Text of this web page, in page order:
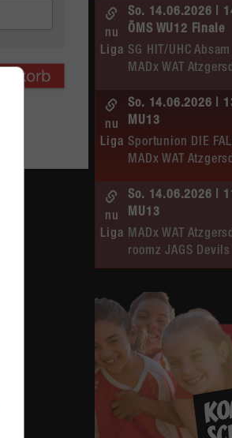
So. 14.06.2026 |
ÖMS WU12 Finale
SG HIT/UHC
MADx WAT
nu
Liga
So. 14.06.2026 |
MU13
Sportunion DIE
MADx WAT
nu
Liga
So. 14.06.2026 |
MU13
MADx WAT
roomz JAGS Devils
nu
Liga
ÖMS WU12 HF
SC HIT/UHC
MADx WAT
Liga
Sa. 13.06.2026 |
WU12
MADx WAT
HIB Handball Graz
nu